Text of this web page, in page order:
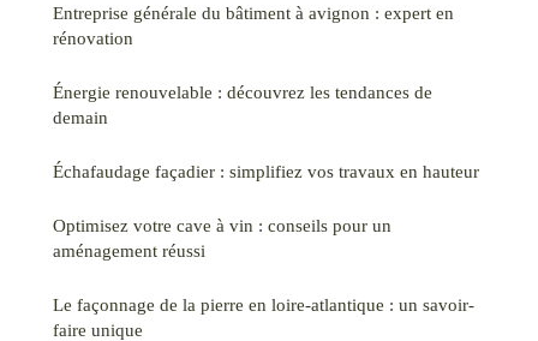
Entreprise générale du bâtiment à avignon : expert en
rénovation
Énergie renouvelable : découvrez les tendances de
demain
Échafaudage façadier : simplifiez vos travaux en hauteur
Optimisez votre cave à vin : conseils pour un
aménagement réussi
Le façonnage de la pierre en loire-atlantique : un savoir-
faire unique